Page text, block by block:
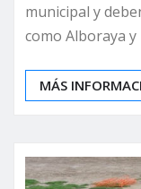
municipal y
como Alboraya
MÁS